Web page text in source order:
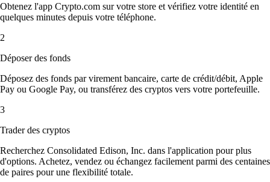
Obtenez l'app Crypto.com sur votre store et vérifiez votre identité en
quelques minutes depuis votre téléphone.
2
Déposer des fonds
Déposez des fonds par virement bancaire, carte de crédit/débit, Apple
Pay ou Google Pay, ou transférez des cryptos vers votre portefeuille.
3
Trader des cryptos
Recherchez Consolidated Edison, Inc. dans l'application pour plus
d'options. Achetez, vendez ou échangez facilement parmi des centaines
de paires pour une flexibilité totale.